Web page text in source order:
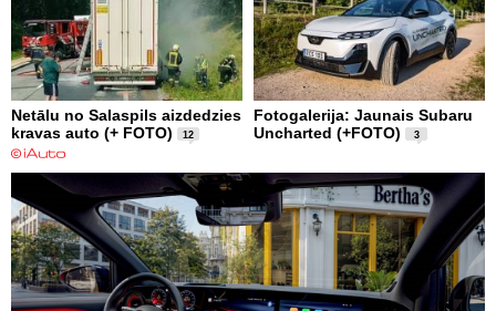
Netālu no Salaspils aizdedzies
kravas auto (+ FOTO)
12
Fotogalerija: Jaunais Subaru
Uncharted (+FOTO)
3